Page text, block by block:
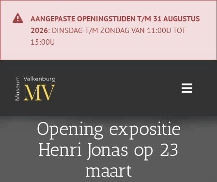
naar
AANGEPASTE OPENINGSTIJDEN T/M 31 AUGUSTUS
2026: DINSDAG T/M ZONDAG VAN 11:00U TOT
15:00U
Toggle
Home
Nieuws
Opening expositie
Henri Jonas op 23
maart